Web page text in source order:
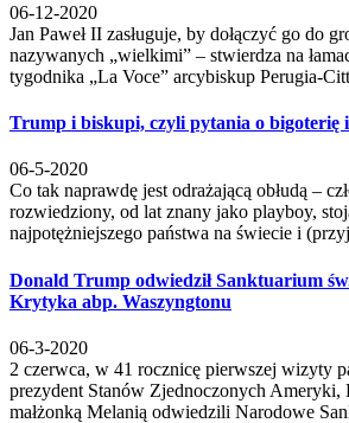
06-12-2020
Jan Paweł II zasługuje, by dołączyć go do
nazywanych „wielkimi” – stwierdza na
tygodnika „La Voce” arcybiskup Perugia-
Trump i biskupi, czyli pytania o bigoterię i
06-5-2020
Co tak naprawdę jest odrażającą obłudą –
rozwiedziony, od lat znany jako playboy,
najpotężniejszego państwa na świecie i
Donald Trump odwiedził Sanktuarium
Krytyka abp. Waszyngtonu
06-3-2020
2 czerwca, w 41 rocznicę pierwszej wizyty
prezydent Stanów Zjednoczonych Ameryki,
małżonką Melanią odwiedzili Narodowe